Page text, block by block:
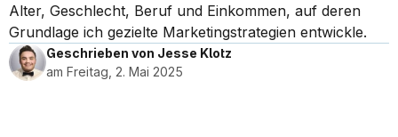
Alter, Geschlecht, Beruf und Einkommen, auf deren
Grundlage ich gezielte Marketingstrategien entwickle.
Geschrieben von Jesse Klotz
am Freitag, 2. Mai 2025